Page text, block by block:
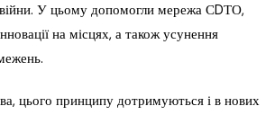
У цьому допомогли мережа СDТО,
на місцях, а також усунення
цього принципу дотримуються і в нових